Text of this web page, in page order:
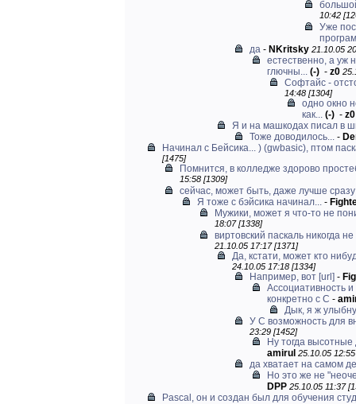
10:42
Уже
да - NKritsky 21.10.05
естественно, а уж
глючны... (-) - z0
Софтайс -
14:48 [1304]
одно окно
как... (-) - z0
Я и на машкодах писал в
Тоже доводилось... -
Начинал с Бейсика... ) (gwbasic), птом
[1475]
Помнится, в колледже здорово
15:58 [1309]
сейчас, может быть, даже лучше
Я тоже с бэйсика начинал... -
Мужики, может я что-то не
18:07 [1338]
виртовский паскаль никогда
21.10.05 17:17 [1371]
Да, кстати, может кто
24.10.05 17:18 [1334]
Например, вот [url] -
Ассоциативность
конкретно с С -
Дык, я ж
У C возможность для
23:29 [1452]
Ну тогда высотные
amirul 25.10.05
да хватает на самом
Но это же не
DPP 25.10.05 11:37
Pascal, он и создан был для обучения